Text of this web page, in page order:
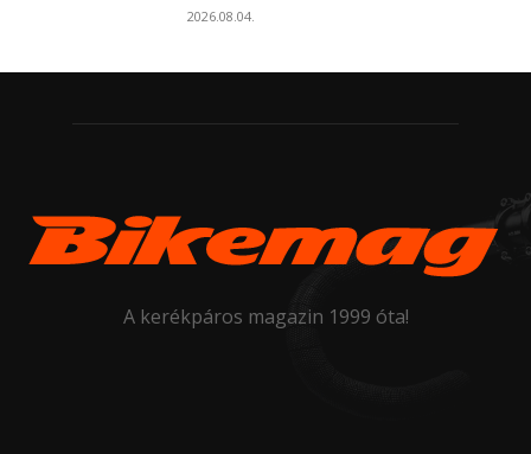
2026.08.04.
A kerékpáros magazin 1999 óta!